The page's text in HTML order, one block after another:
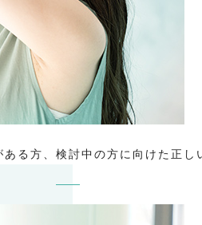
る方、検討中の方に向けた正